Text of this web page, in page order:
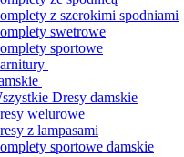
z szerokimi spodniami
swetrowe
sportowe
Dresy damskie
welurowe
z lampasami
sportowe damskie